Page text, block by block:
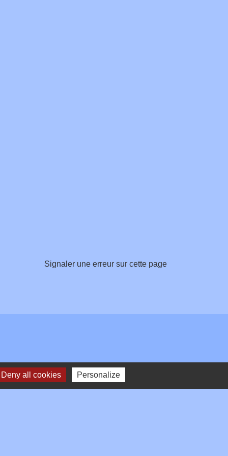
Signaler une erreur sur cette page
Deny all cookies Personalize